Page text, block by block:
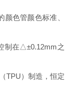
色管颜色标准、
制在△±0.12mm之
TPU）制造，恒定